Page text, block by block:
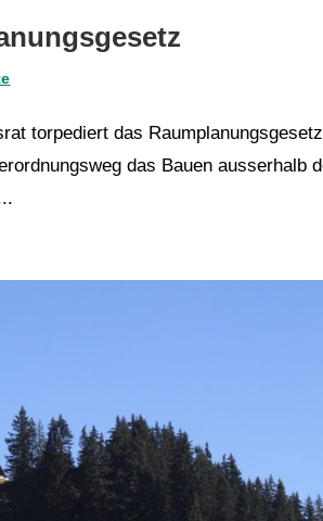
torpediert das Raumplanungsgesetz
das Bauen ausserhalb